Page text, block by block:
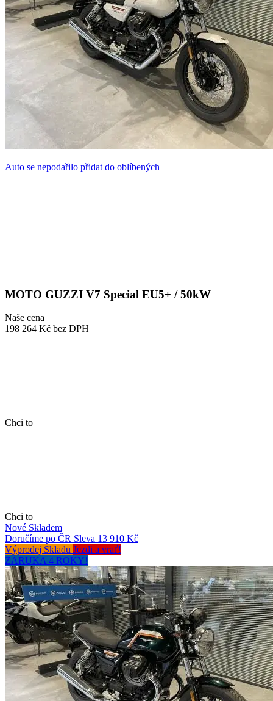
Auto se nepodařilo přidat do oblíbených
MOTO GUZZI V7 Special EU5+ / 50kW
Naše cena
198 264 Kč bez DPH
Chci to
Chci to
Nové Skladem
Doručíme po ČR Sleva 13 910 Kč
Výprodej Skladu Jezdi a vrať!
ZÁRUKA 4 ROKY!